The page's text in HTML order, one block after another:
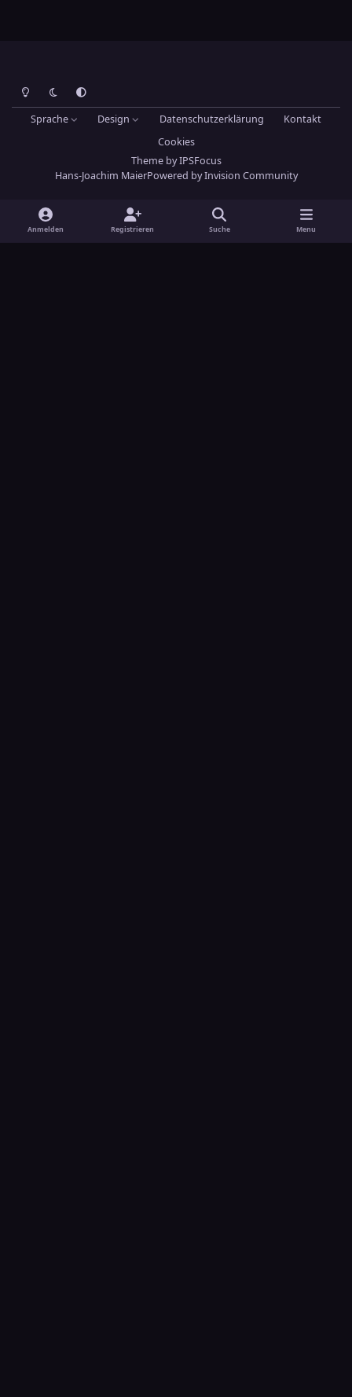
Heller ModusDunkler ModusSystemeinstellung
Sprache Design Datenschutzerklärung
Kontakt
Cookies
ThemebyIPSFocus
Hans-Joachim MaierPowered byInvision Community
Anmelden Registrieren Suche Menu